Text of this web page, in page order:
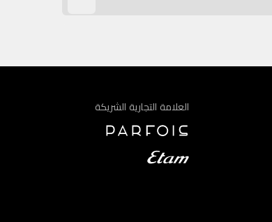
العلامة التجارية الشريكة